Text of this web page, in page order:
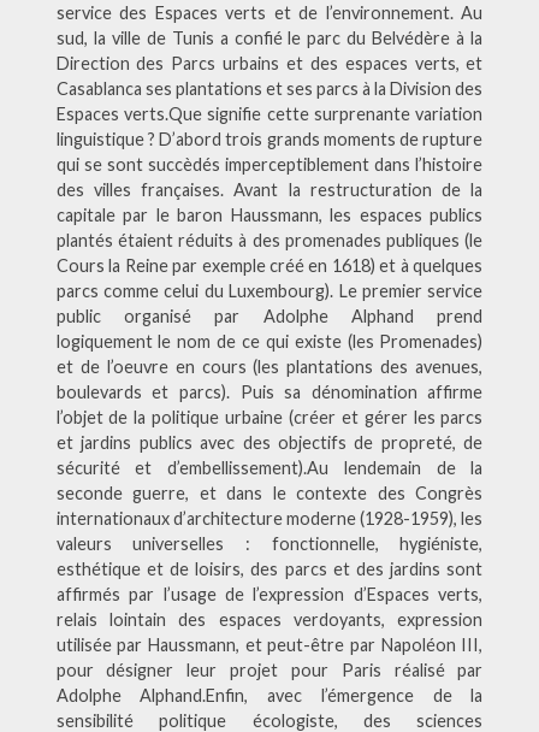
service des Espaces verts et de l’environnement. Au
sud, la ville de Tunis a confié le parc du Belvédère à la
Direction des Parcs urbains et des espaces verts, et
Casablanca ses plantations et ses parcs à la Division des
Espaces verts.Que signifie cette surprenante variation
linguistique ? D’abord trois grands moments de rupture
qui se sont succèdés imperceptiblement dans l’histoire
des villes françaises. Avant la restructuration de la
capitale par le baron Haussmann, les espaces publics
plantés étaient réduits à des promenades publiques (le
Cours la Reine par exemple créé en 1618) et à quelques
parcs comme celui du Luxembourg). Le premier service
public organisé par Adolphe Alphand prend
logiquement le nom de ce qui existe (les Promenades)
et de l’oeuvre en cours (les plantations des avenues,
boulevards et parcs). Puis sa dénomination affirme
l’objet de la politique urbaine (créer et gérer les parcs
et jardins publics avec des objectifs de propreté, de
sécurité et d’embellissement).Au lendemain de la
seconde guerre, et dans le contexte des Congrès
internationaux d’architecture moderne (1928-1959), les
valeurs universelles : fonctionnelle, hygiéniste,
esthétique et de loisirs, des parcs et des jardins sont
affirmés par l’usage de l’expression d’Espaces verts,
relais lointain des espaces verdoyants, expression
utilisée par Haussmann, et peut-être par Napoléon III,
pour désigner leur projet pour Paris réalisé par
Adolphe Alphand.Enfin, avec l’émergence de la
sensibilité politique écologiste, des sciences